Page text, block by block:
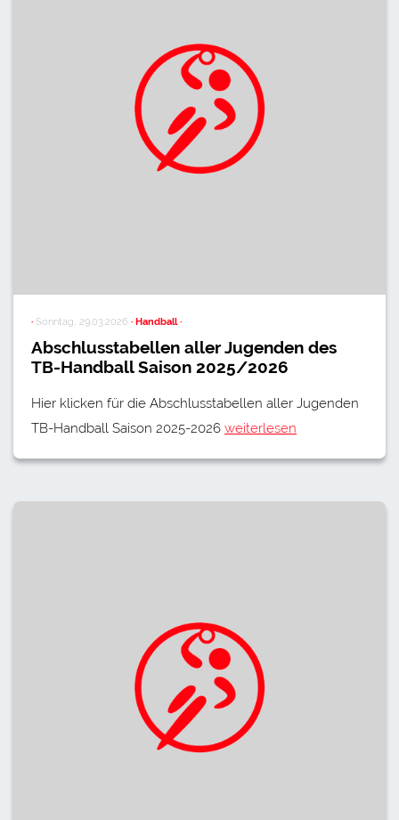
· Sonntag, 29.03.2026 · Handball ·
Abschlusstabellen aller Jugenden des
TB-Handball Saison 2025/2026
Hier klicken für die Abschlusstabellen aller Jugenden
TB-Handball Saison 2025-2026 weiterlesen